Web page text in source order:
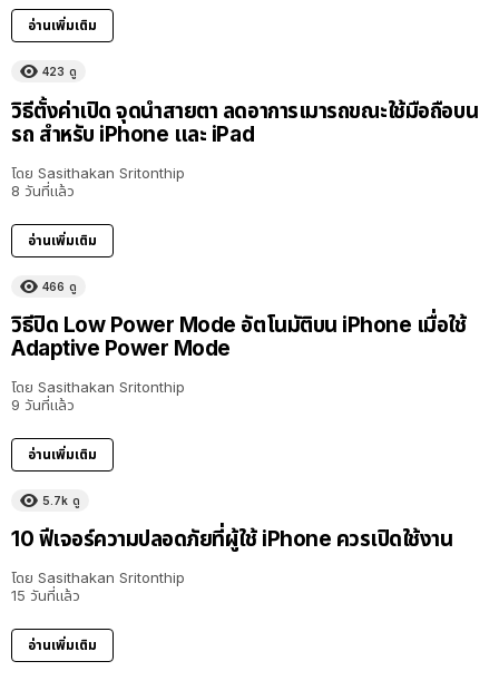
อ่านเพิ่มเติม
423 ดู
วิธีตั้งค่าเปิด จุดนำสายตา ลดอาการเมารถขณะใช้มือถือบน
รถ สำหรับ iPhone และ iPad
โดย Sasithakan Sritonthip
8 วันที่แล้ว
อ่านเพิ่มเติม
466 ดู
วิธีปิด Low Power Mode อัตโนมัติบน iPhone เมื่อใช้
Adaptive Power Mode
โดย Sasithakan Sritonthip
9 วันที่แล้ว
อ่านเพิ่มเติม
5.7k ดู
10 ฟีเจอร์ความปลอดภัยที่ผู้ใช้ iPhone ควรเปิดใช้งาน
โดย Sasithakan Sritonthip
15 วันที่แล้ว
อ่านเพิ่มเติม